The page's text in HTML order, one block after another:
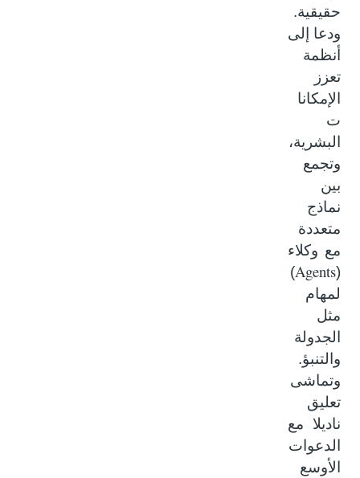
حقيقية.
ودعا إلى
أنظمة
تعزز
الإمكانا
البشرية،
وتجمع
بين
نماذج
متعددة
مع وكلاء
Agents
)
لمهام
مثل
الجدولة
والتنبؤ.
وتماشى
تعليق
ناديلا مع
الدعوات
الأوسع